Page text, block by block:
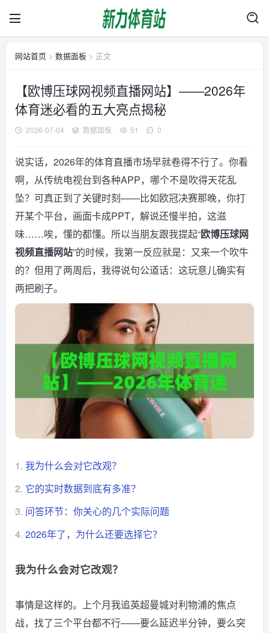
网站首页 > 数据面板 > 正文
【欧博压球网视频直播网站】——2026年
体育迷必看的五大亮点揭秘
2026-07-04 数据面板 51 0
说实话，2026年的体育直播市场早就卷得不行了。你看
啊，从传统电视台到各种APP，哪个不是吹得天花乱
坠？可真正到了关键时刻——比如欧冠决赛那晚，你打
开某个平台，画面卡成PPT，解说还慢半拍，这滋
味……唉，懂的都懂。所以当朋友跟我提起“欧博压球网
视频直播网站”的时候，我第一反应就是：又来一个吹牛
的？但用了两周后，我得说句公道话：这玩意儿确实有
两把刷子。
1. 我为什么会对它改观？
2. 它的实时数据到底有多准？
3. 问答环节：你关心的几个实际问题
4. 2026年了，为什么还要选择它？
我为什么会对它改观？
事情是这样的。上个月我追英超曼城对利物浦的焦点
战，找了三个平台都不行——要么延迟半分钟，要么突